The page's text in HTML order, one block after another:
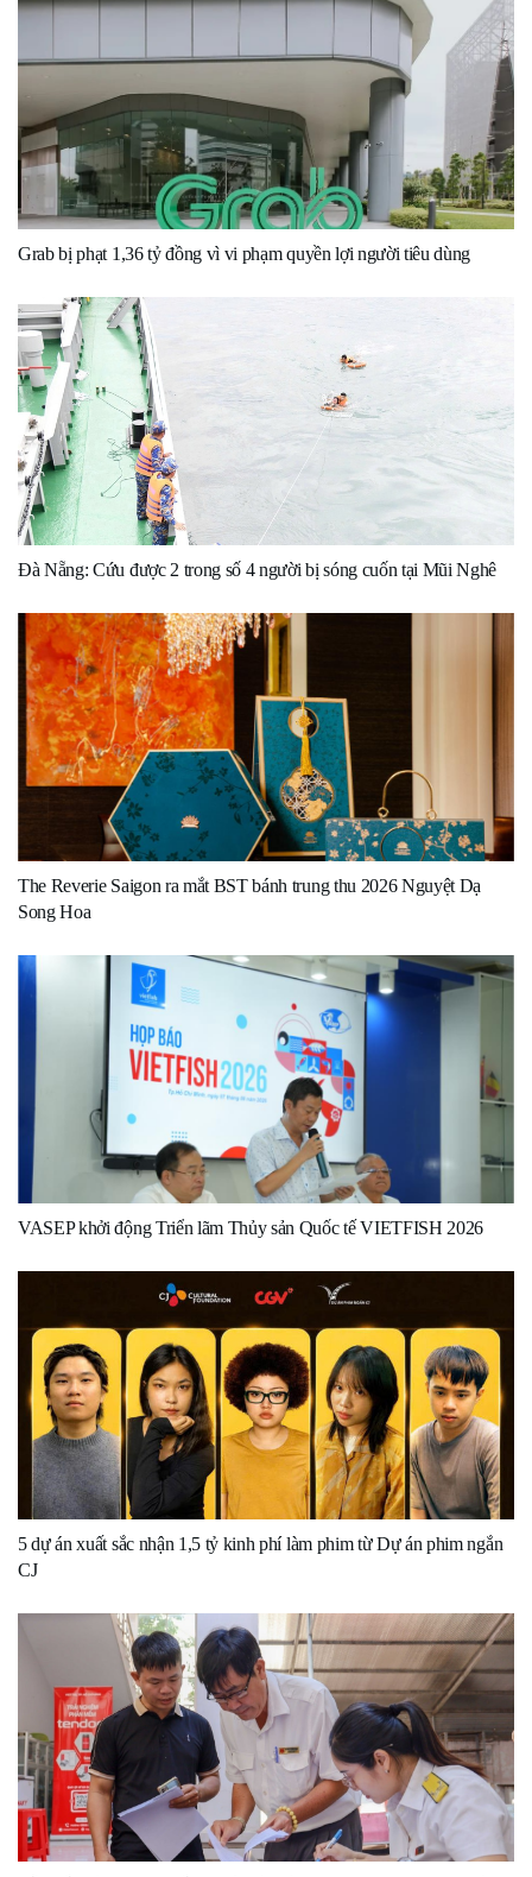
Grab bị phạt 1,36 tỷ đồng vì vi phạm quyền lợi người tiêu dùng
Đà Nẵng: Cứu được 2 trong số 4 người bị sóng cuốn tại Mũi Nghê
The Reverie Saigon ra mắt BST bánh trung thu 2026 Nguyệt Dạ
Song Hoa
VASEP khởi động Triển lãm Thủy sản Quốc tế VIETFISH 2026
5 dự án xuất sắc nhận 1,5 tỷ kinh phí làm phim từ Dự án phim ngắn
CJ